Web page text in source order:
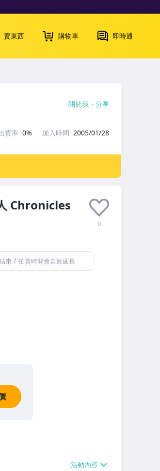
賣東西 購物車 即時通
Chronicles
0
束 / 拍賣時間會自動延長
關於我 分享
貨率 0% 加入時間 2005/01/28